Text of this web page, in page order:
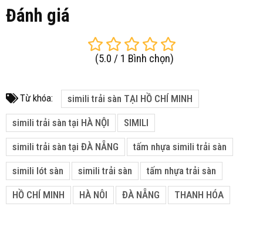
Đánh giá
(5.0 / 1 Bình chọn)
Từ khóa: simili trải sàn TẠI HỒ CHÍ MINH
simili trải sàn tại HÀ NỘI SIMILI
simili trải sàn tại ĐÀ NẴNG tấm nhựa simili trải sàn
simili lót sàn simili trải sàn tấm nhựa trải sàn
HỒ CHÍ MINH HÀ NÔI ĐÀ NẴNG THANH HÓA